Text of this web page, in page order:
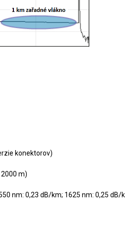
konektorov)
m)
nm: 0,23 dB/km; 1625 nm: 0,25 dB/